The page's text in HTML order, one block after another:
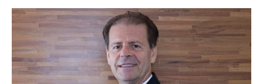
Os
desejos
posse
do
brasileiro
diante
da
pandemia